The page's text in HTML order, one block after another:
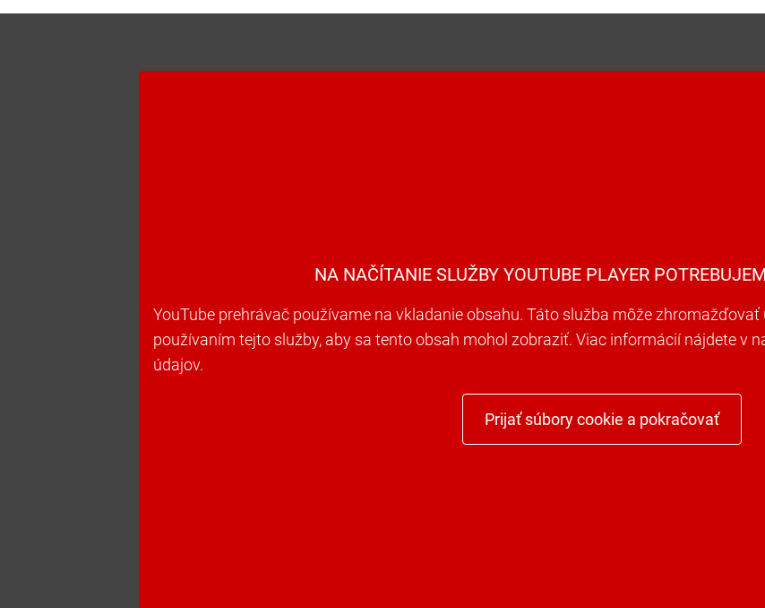
NA NAČÍTANIE SLUŽBY YOUTUBE PLAYER
YouTube prehrávač používame na vkladanie obsahu. Táto služba môže
používaním tejto služby, aby sa tento obsah mohol zobraziť. Viac informácií nájdete v
údajov.
Prijať súbory cookie a pokračovať